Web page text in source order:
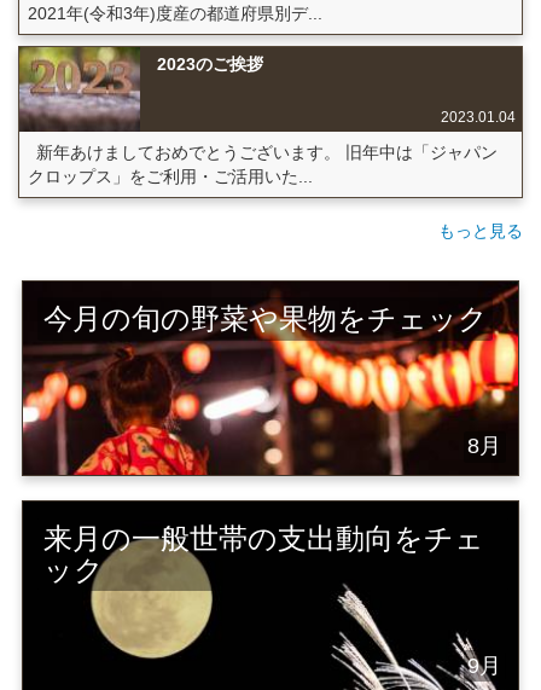
2021年(令和3年)度産の都道府県別デ...
2023のご挨拶
2023.01.04
新年あけましておめでとうございます。 旧年中は「ジャパン
クロップス」をご利用・ご活用いた...
もっと見る
今月の旬の野菜や果物をチェック
8月
来月の一般世帯の支出動向をチェ
ック
9月